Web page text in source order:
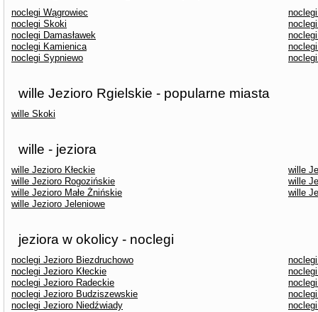
noclegi Wągrowiec
noclegi Skoki
noclegi Damasławek
noclegi Kamienica
noclegi Sypniewo
wille Jezioro Rgielskie - popularne miasta
wille Skoki
wille - jeziora
wille Jezioro Kłeckie
wille
wille Jezioro Rogozińskie
wille
wille Jezioro Małe Żnińskie
wille
wille Jezioro Jeleniowe
jeziora w okolicy - noclegi
noclegi Jezioro Biezdruchowo
noclegi Jezioro Kłeckie
noclegi Jezioro Radeckie
noclegi Jezioro Budziszewskie
noclegi Jezioro Niedźwiady